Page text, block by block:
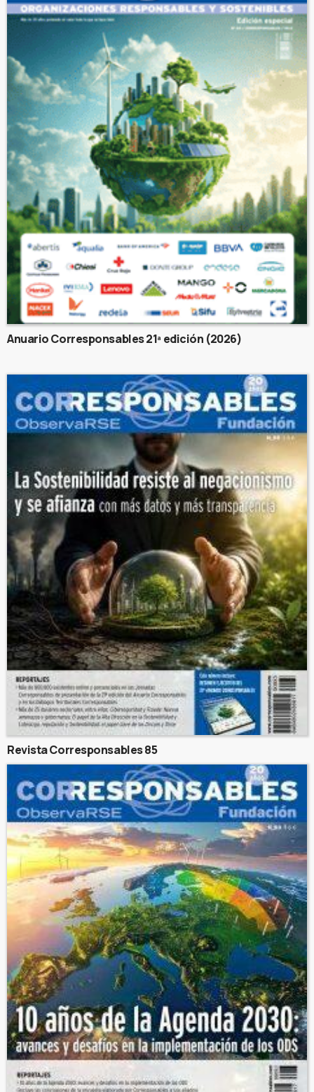
Anuario Corresponsables 21ª edición (2026)
Revista Corresponsables 85